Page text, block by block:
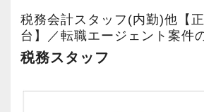
税務会計スタッフ(内勤)他【
台】／転職エージェント案件
税務スタッフ